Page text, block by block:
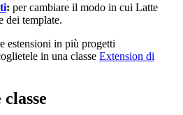
: per cambiare il modo in cui Latte
dei template.
estensioni in più progetti
in una classe Extension di